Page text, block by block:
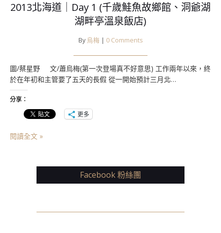
2013北海道｜Day 1 (千歲鮭魚故鄉館、洞爺湖
湖畔亭溫泉飯店)
By 烏梅 | 0 Comments
圖/蔡星野 文/蕭烏梅(第一次登場真不好意思) 工作兩年以來，終
於在年初和主管要了五天的長假 從一開始預計三月北…
分享：
更多
閱讀全文 »
Facebook 粉絲團